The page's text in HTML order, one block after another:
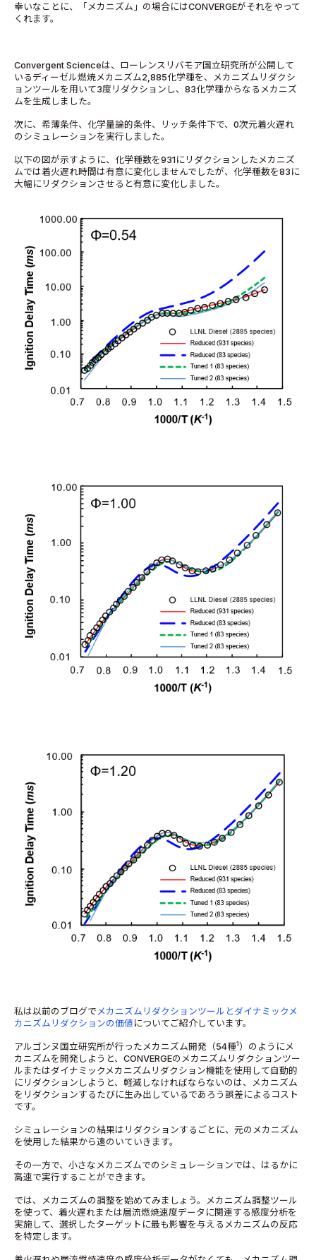
幸いなことに、「メカニズム」の場合にはCONVERGEがそれをやって
くれます。
Convergent Scienceは、ローレンスリバモア国立研究所が公開して
いるディーゼル燃焼メカニズム2,885化学種を、メカニズムリダクシ
ョンツールを用いて3度リダクションし、83化学種からなるメカニズ
ムを生成しました。
次に、希薄条件、化学量論的条件、リッチ条件下で、0次元着火遅れ
のシミュレーションを実行しました。
以下の図が示すように、化学種数を931にリダクションしたメカニズ
ムでは着火遅れ時間は有意に変化しませんでしたが、化学種数を83に
大幅にリダクションさせると有意に変化しました。
私は以前のブログでメカニズムリダクションツールとダイナミックメ
カニズムリダクションの価値についてご紹介しています。
アルゴンヌ国立研究所が行ったメカニズム開発（54種1 ）のようにメ
カニズムを開発しようと、CONVERGEのメカニズムリダクションツー
ルまたはダイナミックメカニズムリダクション機能を使用して自動的
にリダクションしようと、軽減しなければならないのは、メカニズム
をリダクションするたびに生み出しているであろう誤差によるコスト
です。
シミュレーションの結果はリダクションするごとに、元のメカニズム
を使用した結果から遠のいていきます。
その一方で、小さなメカニズムでのシミュレーションでは、はるかに
高速で実行することができます。
では、メカニズムの調整を始めてみましょう。メカニズム調整ツール
を使って、着火遅れまたは層流燃焼速度データに関連する感度分析を
実施して、選択したターゲットに最も影響を与えるメカニズムの反応
を特定します。